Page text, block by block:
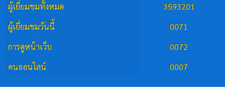
ผู้เยี่ยมชมทั้งหมด
3593201
ผู้เยี่ยมชมวันนี้
0071
การดูหน้าเว็บ
0072
คนออนไลน์
0007